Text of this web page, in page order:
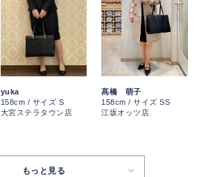
yuka
158cm / サイズ S
大宮ステラタウン店
髙橋 萌子
158cm / サイズ SS
江坂オッツ店
もっと見る